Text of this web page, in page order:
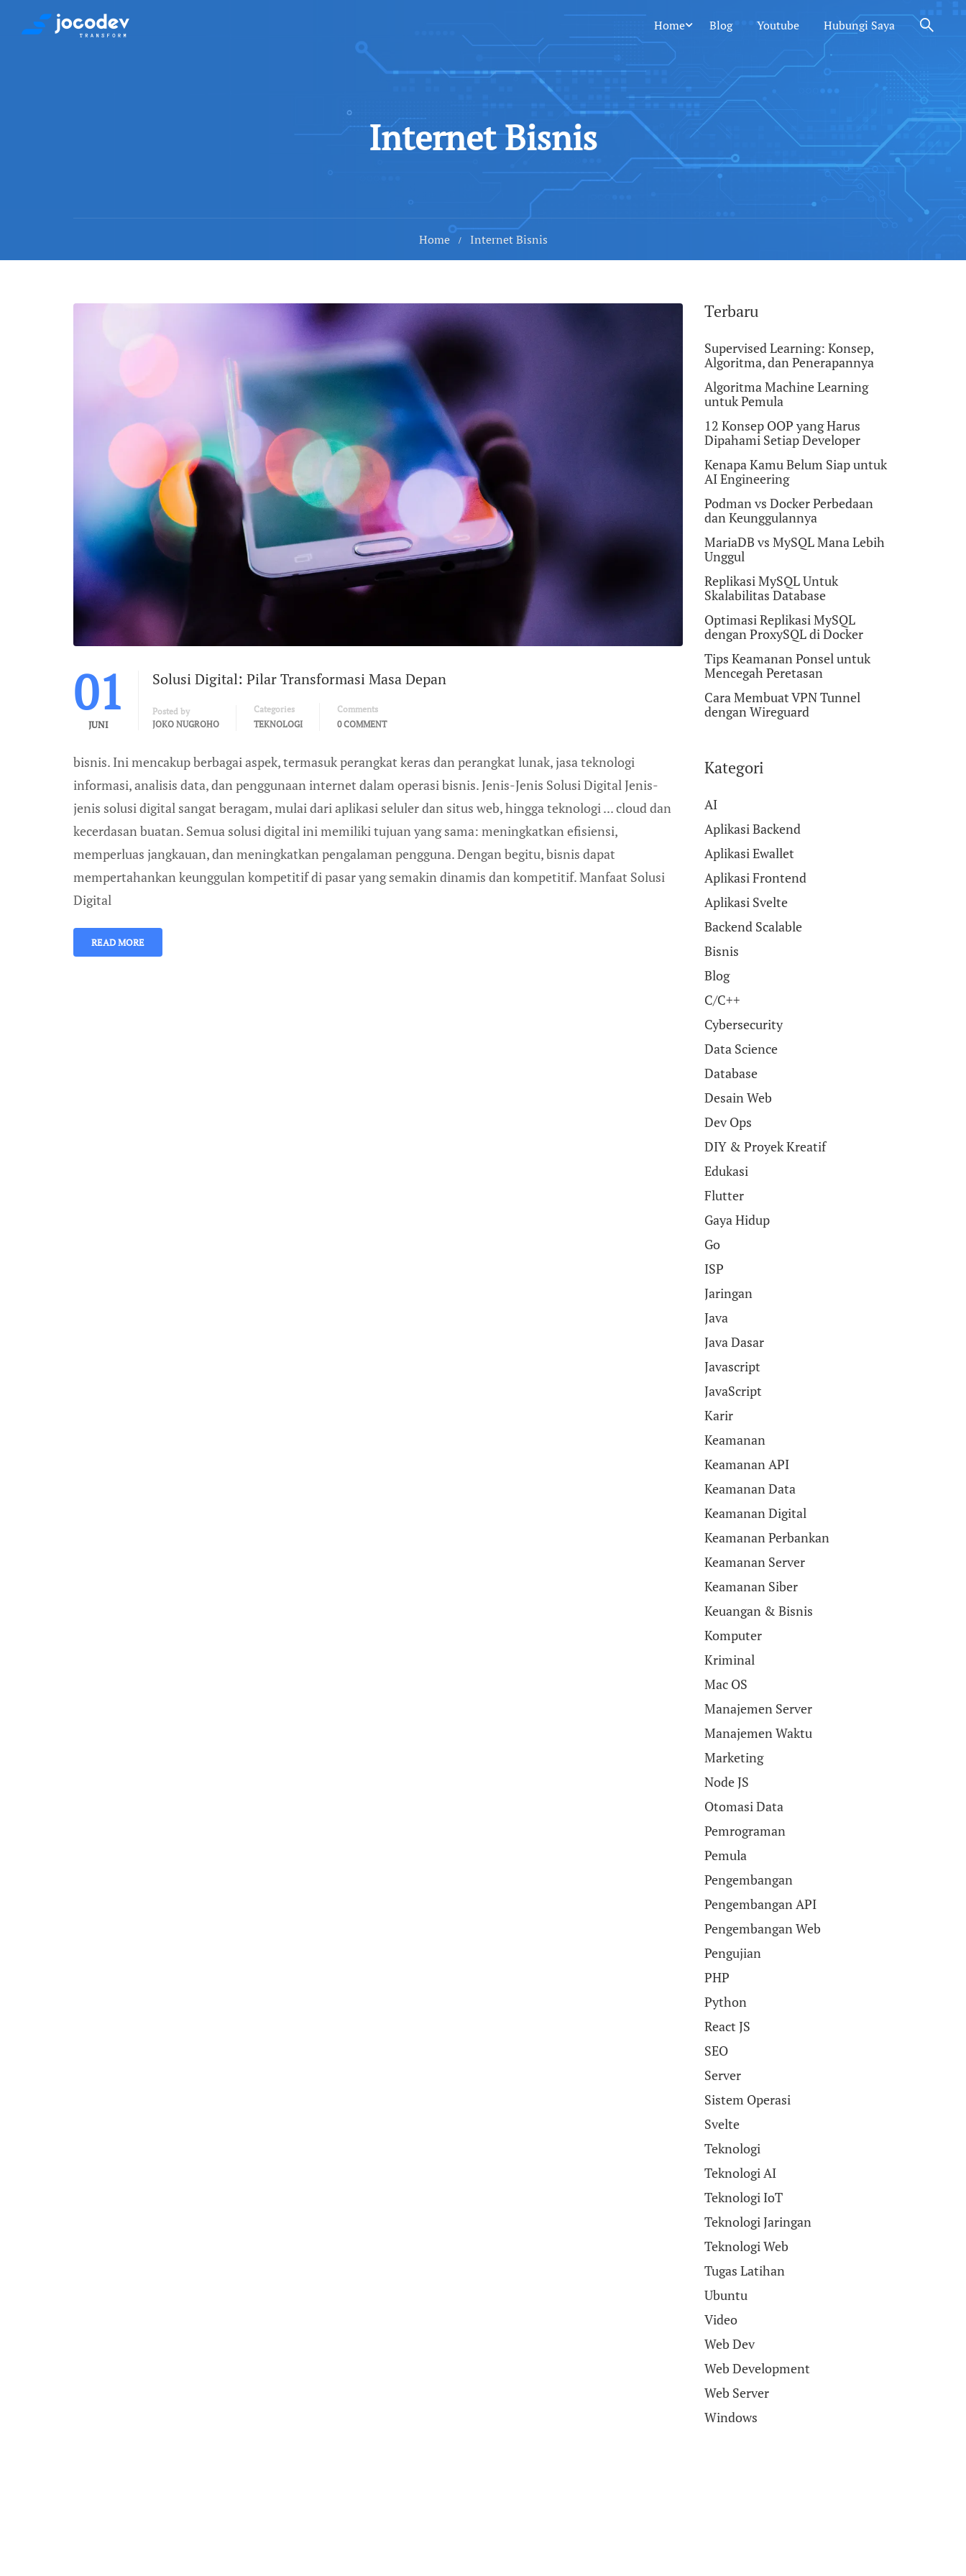
Home Blog Youtube Hubungi Saya
Internet Bisnis
Home Internet Bisnis
01
JUNI
Solusi Digital: Pilar Transformasi Masa Depan
Posted by
JOKO NUGROHO
Categories
TEKNOLOGI
Comments
0 COMMENT
bisnis. Ini mencakup berbagai aspek, termasuk perangkat keras dan perangkat lunak, jasa teknologi
informasi, analisis data, dan penggunaan internet dalam operasi bisnis. Jenis-Jenis Solusi Digital Jenis-
jenis solusi digital sangat beragam, mulai dari aplikasi seluler dan situs web, hingga teknologi ... cloud dan
kecerdasan buatan. Semua solusi digital ini memiliki tujuan yang sama: meningkatkan efisiensi,
memperluas jangkauan, dan meningkatkan pengalaman pengguna. Dengan begitu, bisnis dapat
mempertahankan keunggulan kompetitif di pasar yang semakin dinamis dan kompetitif. Manfaat Solusi
Digital
READ MORE
Terbaru
Supervised Learning: Konsep,
Algoritma, dan Penerapannya
Algoritma Machine Learning
untuk Pemula
12 Konsep OOP yang Harus
Dipahami Setiap Developer
Kenapa Kamu Belum Siap untuk
AI Engineering
Podman vs Docker Perbedaan
dan Keunggulannya
MariaDB vs MySQL Mana Lebih
Unggul
Replikasi MySQL Untuk
Skalabilitas Database
Optimasi Replikasi MySQL
dengan ProxySQL di Docker
Tips Keamanan Ponsel untuk
Mencegah Peretasan
Cara Membuat VPN Tunnel
dengan Wireguard
Kategori
AI
Aplikasi Backend
Aplikasi Ewallet
Aplikasi Frontend
Aplikasi Svelte
Backend Scalable
Bisnis
Blog
C/C++
Cybersecurity
Data Science
Database
Desain Web
Dev Ops
DIY & Proyek Kreatif
Edukasi
Flutter
Gaya Hidup
Go
ISP
Jaringan
Java
Java Dasar
Javascript
JavaScript
Karir
Keamanan
Keamanan API
Keamanan Data
Keamanan Digital
Keamanan Perbankan
Keamanan Server
Keamanan Siber
Keuangan & Bisnis
Komputer
Kriminal
Mac OS
Manajemen Server
Manajemen Waktu
Marketing
Node JS
Otomasi Data
Pemrograman
Pemula
Pengembangan
Pengembangan API
Pengembangan Web
Pengujian
PHP
Python
React JS
SEO
Server
Sistem Operasi
Svelte
Teknologi
Teknologi AI
Teknologi IoT
Teknologi Jaringan
Teknologi Web
Tugas Latihan
Ubuntu
Video
Web Dev
Web Development
Web Server
Windows